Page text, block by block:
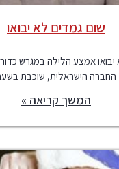
שום גמדים לא יבואו
יבואו אמצע הלילה במגרש
החברה הישראלית, שוכבת
המשך קריאה »